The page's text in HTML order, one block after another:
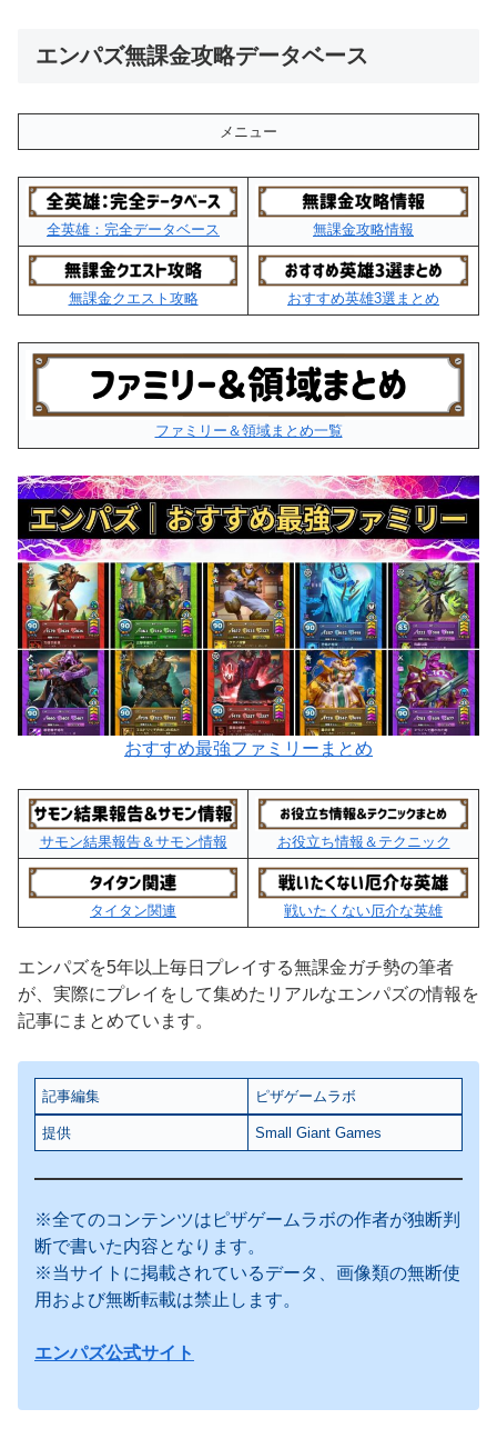
エンパズ無課金攻略データベース
メニュー
全英雄：完全データベース 無課金攻略情報
無課金クエスト攻略 おすすめ英雄3選まとめ
ファミリー＆領域まとめ一覧
おすすめ最強ファミリーまとめ
サモン結果報告＆サモン情報 お役立ち情報＆テクニック
タイタン関連 戦いたくない厄介な英雄
エンパズを5年以上毎日プレイする無課金ガチ勢の筆者
が、実際にプレイをして集めたリアルなエンパズの情報を
記事にまとめています。
記事編集 ピザゲームラボ
提供 Small Giant Games
※全てのコンテンツはピザゲームラボの作者が独断判
断で書いた内容となります。
※当サイトに掲載されているデータ、画像類の無断使
用および無断転載は禁止します。
エンパズ公式サイト